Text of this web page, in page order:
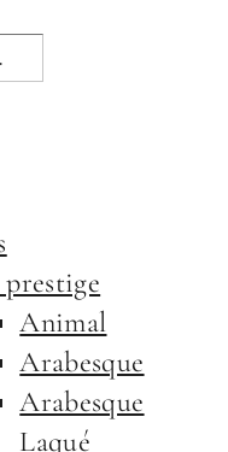
Animal
Arabesque
Arabesque
Laqué